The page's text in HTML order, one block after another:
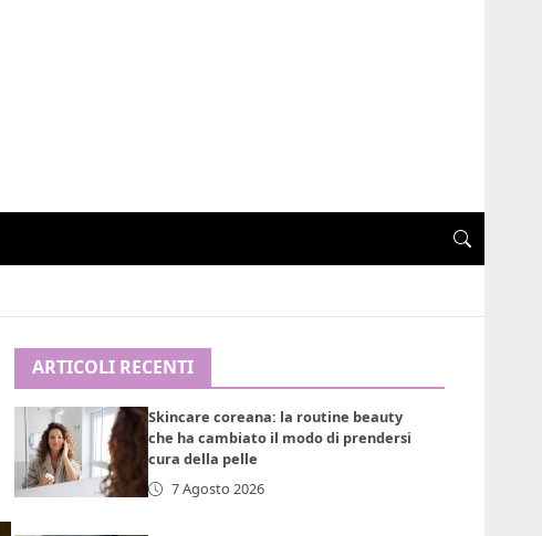
ARTICOLI RECENTI
Skincare coreana: la routine beauty
che ha cambiato il modo di prendersi
cura della pelle
7 Agosto 2026